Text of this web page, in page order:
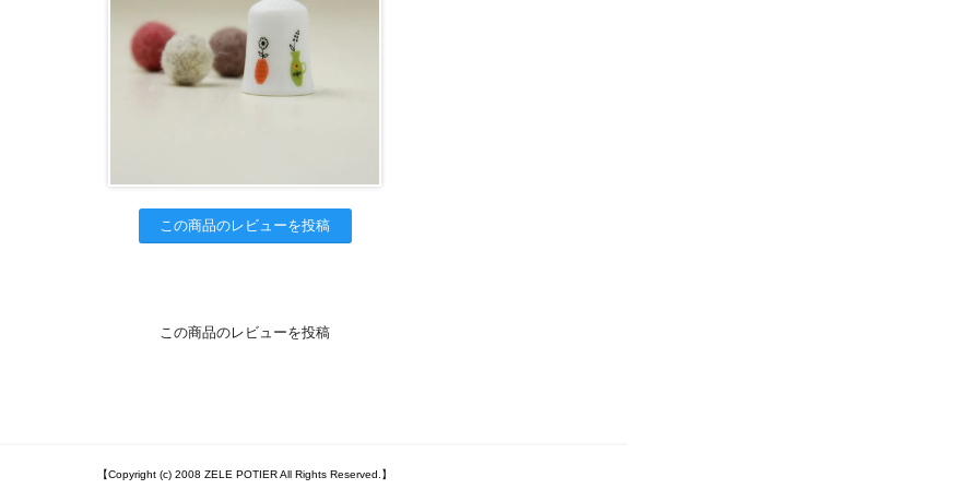
この商品のレビューを投稿
この商品のレビューを投稿
【Copyright (c) 2008 ZELE POTIER All Rights Reserved.】